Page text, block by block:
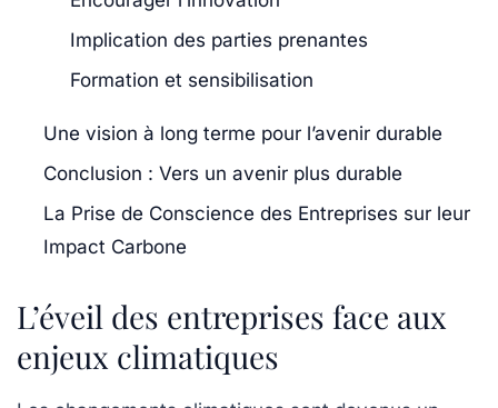
Implication des parties prenantes
Formation et sensibilisation
Une vision à long terme pour l’avenir durable
Conclusion : Vers un avenir plus durable
La Prise de Conscience des Entreprises sur leur
Impact Carbone
L’éveil des entreprises face aux
enjeux climatiques